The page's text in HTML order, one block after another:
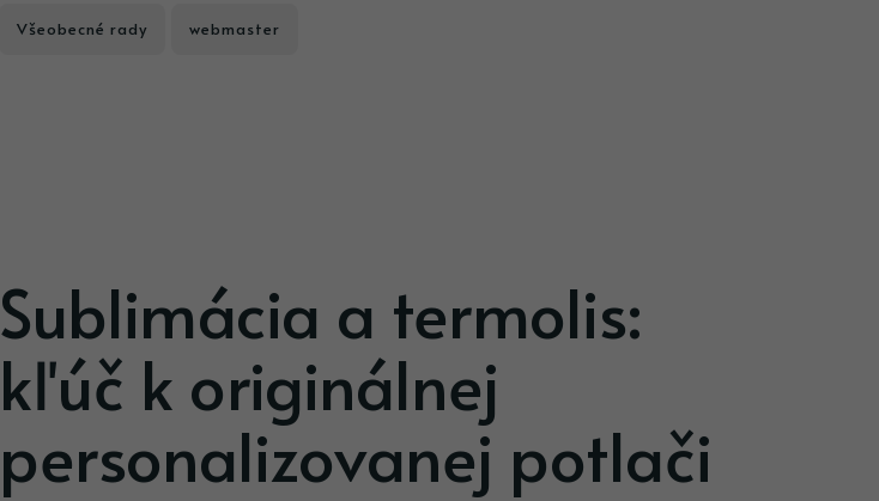
Všeobecné rady webmaster
Sublimácia a termolis:
kľúč k originálnej
personalizovanej potlači